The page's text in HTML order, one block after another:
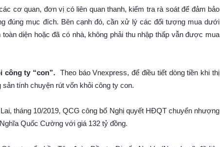
cơ quan, đơn vị có liên quan thanh, kiểm tra rà soát để đảm bảo
đúng mục đích. Bên cạnh đó, cần xử lý các đối tượng mua dưới
diện hoặc đã có nhà, không phải thu nhập thấp vẫn được mua
công ty “con”. Theo báo Vnexpress, để điều tiết dòng tiền khi thị
tính chuyện rút vốn khỏi công ty con.
tháng 10/2019, QCG công bố Nghị quyết HĐQT chuyển nhượng
Quốc Cường với giá 132 tỷ đồng.